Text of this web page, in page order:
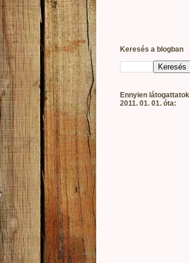
Keresés a blogban
Ennyien látogattatok
2011. 01. 01. óta: